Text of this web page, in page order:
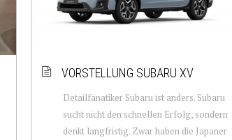
VORSTELLUNG SUBARU XV
Detailfanatiker Subaru ist anders. Subaru
sucht nicht den schnellen Erfolg, sondern
denkt langfristig. Zwar haben die Japaner